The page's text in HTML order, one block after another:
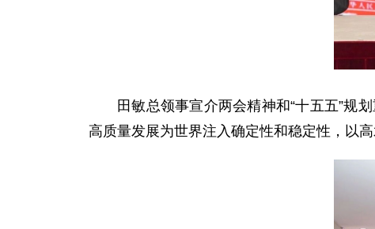
田敏总领事宣介两会精神和“十五五”规
高质量发展为世界注入确定性和稳定性，以